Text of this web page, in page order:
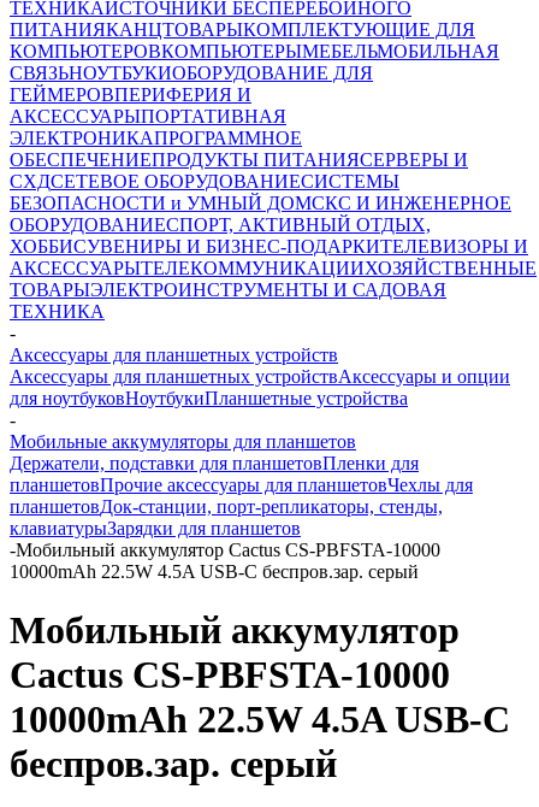
ТЕХНИКАИСТОЧНИКИ БЕСПЕРЕБОЙНОГО
ПИТАНИЯКАНЦТОВАРЫКОМПЛЕКТУЮЩИЕ ДЛЯ
КОМПЬЮТЕРОВКОМПЬЮТЕРЫМЕБЕЛЬМОБИЛЬНАЯ
СВЯЗЬНОУТБУКИОБОРУДОВАНИЕ ДЛЯ
ГЕЙМЕРОВПЕРИФЕРИЯ И
АКСЕССУАРЫПОРТАТИВНАЯ
ЭЛЕКТРОНИКАПРОГРАММНОЕ
ОБЕСПЕЧЕНИЕПРОДУКТЫ ПИТАНИЯСЕРВЕРЫ И
СХДСЕТЕВОЕ ОБОРУДОВАНИЕСИСТЕМЫ
БЕЗОПАСНОСТИ и УМНЫЙ ДОМСКС И ИНЖЕНЕРНОЕ
ОБОРУДОВАНИЕСПОРТ, АКТИВНЫЙ ОТДЫХ,
ХОББИСУВЕНИРЫ И БИЗНЕС-ПОДАРКИТЕЛЕВИЗОРЫ И
АКСЕССУАРЫТЕЛЕКОММУНИКАЦИИХОЗЯЙСТВЕННЫЕ
ТОВАРЫЭЛЕКТРОИНСТРУМЕНТЫ И САДОВАЯ
ТЕХНИКА
-
Аксессуары для планшетных устройств
Аксессуары для планшетных устройствАксессуары и опции
для ноутбуковНоутбукиПланшетные устройства
-
Мобильные аккумуляторы для планшетов
Держатели, подставки для планшетовПленки для
планшетовПрочие аксессуары для планшетовЧехлы для
планшетовДок-станции, порт-репликаторы, стенды,
клавиатурыЗарядки для планшетов
-Мобильный аккумулятор Cactus CS-PBFSTA-10000
10000mAh 22.5W 4.5A USB-C беспров.зар. серый
Мобильный аккумулятор
Cactus CS-PBFSTA-10000
10000mAh 22.5W 4.5A USB-C
беспров.зар. серый